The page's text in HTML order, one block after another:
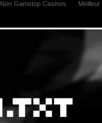
Non Gamstop Casinos